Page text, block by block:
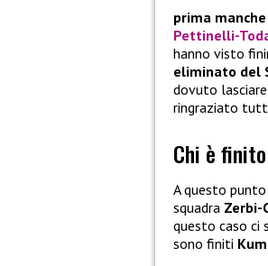
prima manche
Pettinelli-
hanno visto
eliminato del
dovuto
ringraziato
Chi è
A questo
squadra Zerbi-
questo caso ci
sono finiti